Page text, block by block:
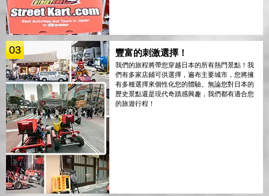
03 豐富的刺激選擇！
我們的旅程將帶您穿越日本的所有熱門景點！我
們有多家店鋪可供選擇，遍布主要城市，您將擁
有多種選擇來個性化您的體驗。無論您對日本的
歷史景點還是現代奇蹟感興趣，我們都有適合您
的旅遊行程！